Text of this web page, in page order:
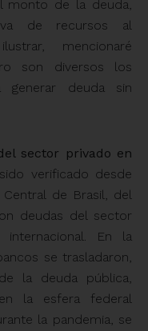
monto de la deuda,
de recursos al
mencionaré
son diversos los
generar deuda sin
sector privado en
verificado desde
de Brasil, del
deudas del sector
En la
se trasladaron,
la deuda pública,
la esfera federal
la pandemia, se